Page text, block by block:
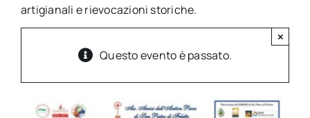
artigianali e rievocazioni storiche.
Questo evento è passato.
×